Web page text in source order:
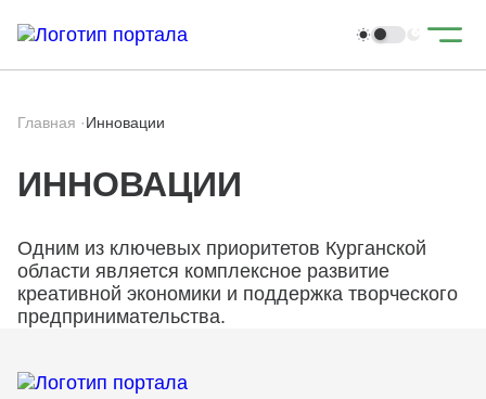
Главная ·Инновации
ИННОВАЦИИ
Одним из ключевых приоритетов Курганской
области является комплексное развитие
креативной экономики и поддержка творческого
предпринимательства.